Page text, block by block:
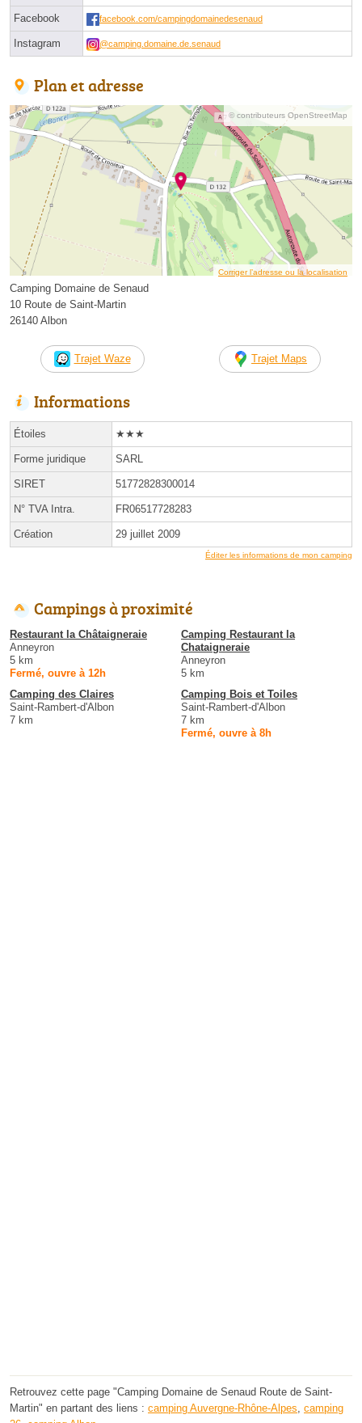
Facebook facebook.com/campingdomainedesenaud
Instagram @camping.domaine.de.senaud
Plan et adresse
© contributeurs OpenStreetMap
Corriger l’adresse ou la localisation
Camping Domaine de Senaud
10 Route de Saint-Martin
26140 Albon
Trajet Waze Trajet Maps
Informations
Étoiles ★★★
Forme juridique SARL
SIRET 51772828300014
N° TVA Intra. FR06517728283
Création 29 juillet 2009
Éditer les informations de mon camping
Campings à proximité
Restaurant la Châtaigneraie
Anneyron
5 km
Fermé, ouvre à 12h
Camping Restaurant la
Chataigneraie
Anneyron
5 km
Camping des Claires
Saint-Rambert-d'Albon
7 km
Camping Bois et Toiles
Saint-Rambert-d'Albon
7 km
Fermé, ouvre à 8h
Retrouvez cette page "Camping Domaine de Senaud Route de Saint-
Martin" en partant des liens : camping Auvergne-Rhône-Alpes camping